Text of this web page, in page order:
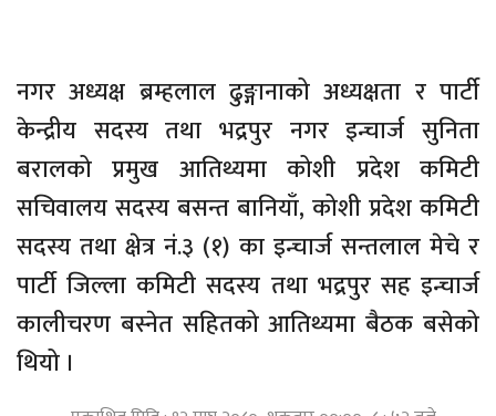
नगर अध्यक्ष ब्रम्हलाल ढुङ्गानाको अध्यक्षता र पार्टी
केन्द्रीय सदस्य तथा भद्रपुर नगर इन्चार्ज सुनिता
बरालको प्रमुख आतिथ्यमा कोशी प्रदेश कमिटी
सचिवालय सदस्य बसन्त बानियाँ, कोशी प्रदेश कमिटी
सदस्य तथा क्षेत्र नं.३ (१) का इन्चार्ज सन्तलाल मेचे र
पार्टी जिल्ला कमिटी सदस्य तथा भद्रपुर सह इन्चार्ज
कालीचरण बस्नेत सहितको आतिथ्यमा बैठक बसेको
थियो ।